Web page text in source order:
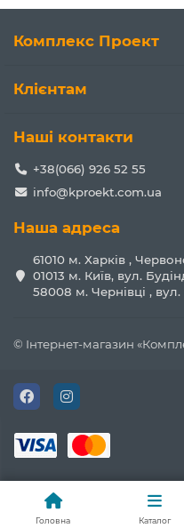
застосовувати
блендер:
Професійний
використовувати на кухні:
Комплекс Проект
Клієнтам
Наші контакти
+38(066) 926 52 55
info@kproekt.com.ua
Наша адреса
61010 м. Харків ,
01013 м. Київ, вул.
58008 м. Чернівці ,
© Інтернет-магазин
Головна Каталог